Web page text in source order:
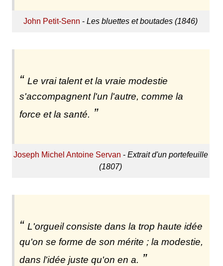
John Petit-Senn -Les bluettes et boutades (1846)
Le vrai talent et la vraie modestie
s'accompagnent l'un l'autre, comme la
force et la santé.
Joseph Michel Antoine Servan - Extrait d'un portefeuille
(1807)
L'orgueil consiste dans la trop haute idée
qu'on se forme de son mérite ; la modestie,
dans l'idée juste qu'on en a.